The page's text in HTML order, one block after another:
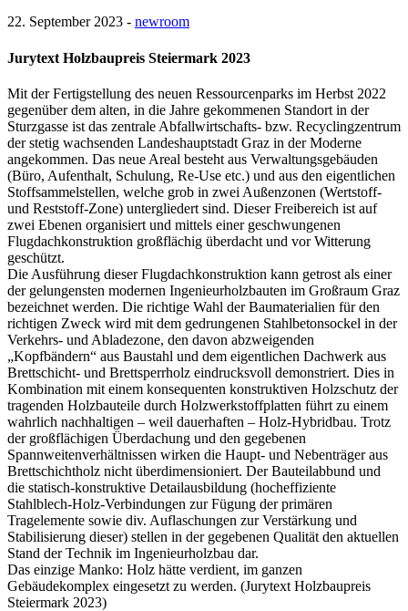
22. September 2023 - newroom
Jurytext Holzbaupreis Steiermark 2023
Mit der Fertigstellung des neuen Ressourcenparks im Herbst 2022
gegenüber dem alten, in die Jahre gekommenen Standort in der
Sturzgasse ist das zentrale Abfallwirtschafts- bzw. Recyclingzentrum
der stetig wachsenden Landeshauptstadt Graz in der Moderne
angekommen. Das neue Areal besteht aus Verwaltungsgebäuden
(Büro, Aufenthalt, Schulung, Re-Use etc.) und aus den eigentlichen
Stoffsammelstellen, welche grob in zwei Außenzonen (Wertstoff-
und Reststoff-Zone) untergliedert sind. Dieser Freibereich ist auf
zwei Ebenen organisiert und mittels einer geschwungenen
Flugdachkonstruktion großflächig überdacht und vor Witterung
geschützt.
Die Ausführung dieser Flugdachkonstruktion kann getrost als einer
der gelungensten modernen Ingenieurholzbauten im Großraum Graz
bezeichnet werden. Die richtige Wahl der Baumaterialien für den
richtigen Zweck wird mit dem gedrungenen Stahlbetonsockel in der
Verkehrs- und Abladezone, den davon abzweigenden
„Kopfbändern“ aus Baustahl und dem eigentlichen Dachwerk aus
Brettschicht- und Brettsperrholz eindrucksvoll demonstriert. Dies in
Kombination mit einem konsequenten konstruktiven Holzschutz der
tragenden Holzbauteile durch Holzwerkstoffplatten führt zu einem
wahrlich nachhaltigen – weil dauerhaften – Holz-Hybridbau. Trotz
der großflächigen Überdachung und den gegebenen
Spannweitenverhältnissen wirken die Haupt- und Nebenträger aus
Brettschichtholz nicht überdimensioniert. Der Bauteilabbund und
die statisch-konstruktive Detailausbildung (hocheffiziente
Stahlblech-Holz-Verbindungen zur Fügung der primären
Tragelemente sowie div. Auflaschungen zur Verstärkung und
Stabilisierung dieser) stellen in der gegebenen Qualität den aktuellen
Stand der Technik im Ingenieurholzbau dar.
Das einzige Manko: Holz hätte verdient, im ganzen
Gebäudekomplex eingesetzt zu werden. (Jurytext Holzbaupreis
Steiermark 2023)